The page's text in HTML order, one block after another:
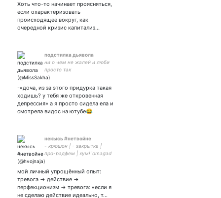
Хоть что-то начинает проясняться,
если охарактеризовать
происходящее вокруг, как
очередной кризис капитализ…
подстилка дьявола
ни о чем не жалей и люби
просто так
-«доча, из за этого придурка такая
ходишь? у тебя же откровенная
депрессия» а я просто сидела ела и
смотрела видос на ютубе😂
некысь #нетвойне
- крюшон | - закрытка |
про-радфем | хум!"omagad
miso soup!!!"
мой личный упрощённый опыт:
тревога -> действие ->
перфекционизм -> тревога: «если я
не сделаю действие идеально, т…